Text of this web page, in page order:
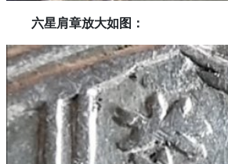
六星肩章放大如图：